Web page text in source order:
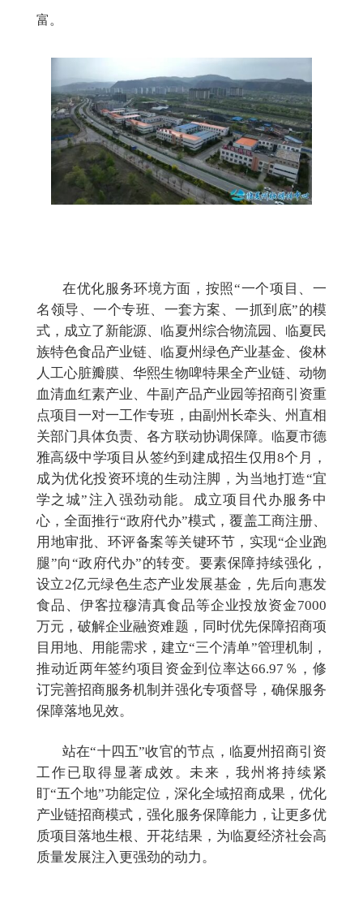
富。
在优化服务环境方面，按照“一个项目、一
名领导、一个专班、一套方案、一抓到底”的模
式，成立了新能源、临夏州综合物流园、临夏民
族特色食品产业链、临夏州绿色产业基金、俊林
人工心脏瓣膜、华熙生物啤特果全产业链、动物
血清血红素产业、牛副产品产业园等招商引资重
点项目一对一工作专班，由副州长牵头、州直相
关部门具体负责、各方联动协调保障。 临夏市德
雅高级中学项目从签约到建成招生仅用 8个月，
成为优化投资环境的生动注脚，为当地打造“宜
学之城”注入强劲动能。 成立项目代办服务中
心，全面推行“政府代办”模式，覆盖工商注册、
用地审批、环评备案等关键环节，实现“企业跑
腿”向“政府代办”的转变。要素保障持续强化，
设立2亿元绿色生态产业发展基金，先后向惠发
食品、伊客拉穆清真食品等企业投放资金7000
万元，破解企业融资难题，同时优先保障招商项
目用地、用能需求，建立“三个清单”管理机制，
推动近两年签约项目资金到位率达66.97％，修
订完善招商服务机制并强化专项督导，确保服务
保障落地见效。
站在“十四五”收官的节点，临夏州招商引资
工作已取得显著成效。未来，我州将持续紧
盯“五个地”功能定位，深化全域招商成果，优化
产业链招商模式，强化服务保障能力，让更多优
质项目落地生根、开花结果，为临夏经济社会高
质量发展注入更强劲的动力。